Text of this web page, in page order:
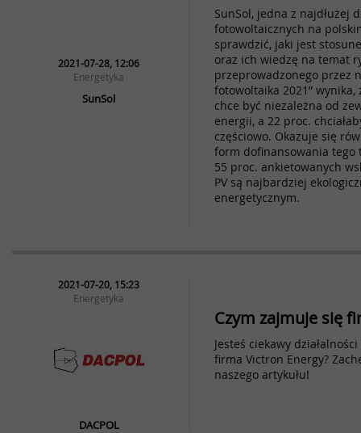
2021-07-28, 12:06
Energetyka
SunSol
SunSol, jedna z najdłużej
fotowoltaicznych na
sprawdzić, jaki jest
oraz ich wiedzę na temat
przeprowadzonego przez
fotowoltaika 2021”
chce być niezależna od
energii, a 22 proc.
częściowo. Okazuje się
form dofinansowania tego
55 proc. ankietowanych
PV są najbardziej
energetycznym.
2021-07-20, 15:23
Energetyka
DACPOL
Czym zajmuje się
Jesteś ciekawy
firma Victron Energy?
naszego artykułu!